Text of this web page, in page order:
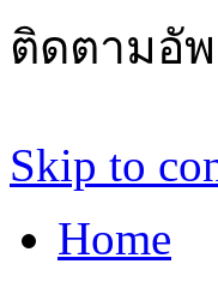
ติดตามอั
Skip to
Home